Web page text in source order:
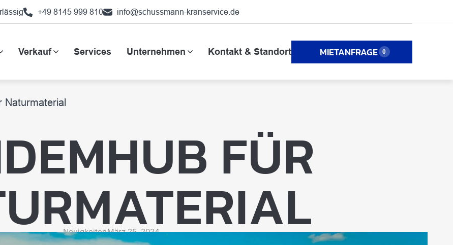
+49 8145 999 810 info@schussmann-kranservice.de
Verkauf Services Unternehmen Kontakt & Standort MIETANFRAGE
Naturmaterial
FÜR
NeuigkeitenMärz 25, 2024